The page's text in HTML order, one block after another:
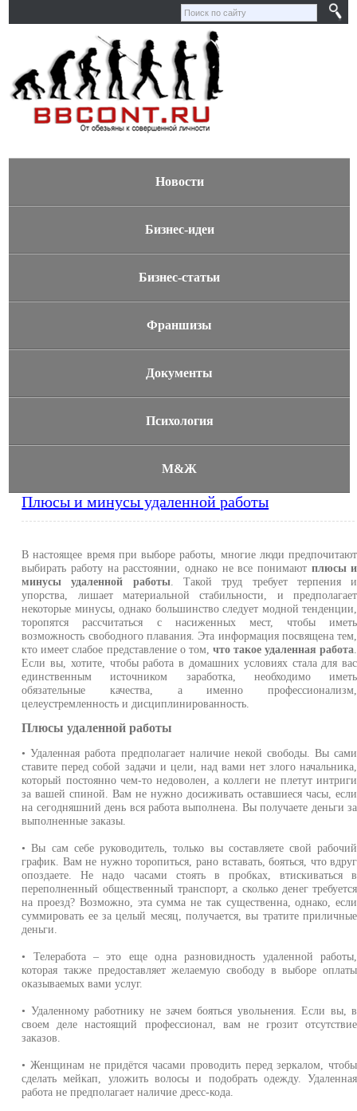
Новости
Бизнес-идеи
Бизнес-статьи
Франшизы
Документы
Психология
М&Ж
Плюсы и минусы удаленной работы
В настоящее время при выборе работы, многие люди предпочитают
выбирать работу на расстоянии, однако не все понимают плюсы и
минусы удаленной работы. Такой труд требует терпения и
упорства, лишает материальной стабильности, и предполагает
некоторые минусы, однако большинство следует модной тенденции,
торопятся рассчитаться с насиженных мест, чтобы иметь
возможность свободного плавания. Эта информация посвящена тем,
кто имеет слабое представление о том, что такое удаленная работа
Если вы, хотите, чтобы работа в домашних условиях стала для вас
единственным источником заработка, необходимо иметь
обязательные качества, а именно профессионализм,
целеустремленность и дисциплинированность.
Плюсы удаленной работы
• Удаленная работа предполагает наличие некой свободы. Вы сами
ставите перед собой задачи и цели, над вами нет злого начальника,
который постоянно чем-то недоволен, а коллеги не плетут интриги
за вашей спиной. Вам не нужно досиживать оставшиеся часы, если
на сегодняшний день вся работа выполнена. Вы получаете деньги за
выполненные заказы.
• Вы сам себе руководитель, только вы составляете свой рабочий
график. Вам не нужно торопиться, рано вставать, бояться, что вдруг
опоздаете. Не надо часами стоять в пробках, втискиваться в
переполненный общественный транспорт, а сколько денег требуется
на проезд? Возможно, эта сумма не так существенна, однако, если
суммировать ее за целый месяц, получается, вы тратите приличные
деньги.
• Телеработа – это еще одна разновидность удаленной работы,
которая также предоставляет желаемую свободу в выборе оплаты
оказываемых вами услуг.
• Удаленному работнику не зачем бояться увольнения. Если вы, в
своем деле настоящий профессионал, вам не грозит отсутствие
заказов.
• Женщинам не придётся часами проводить перед зеркалом, чтобы
сделать мейкап, уложить волосы и подобрать одежду. Удаленная
работа не предполагает наличие дресс-кода.